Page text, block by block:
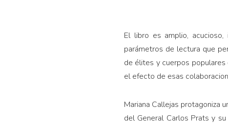
El libro es amplio,
parámetros de lectura que
de élites y cuerpos populares
el efecto de esas
Mariana Callejas protagoniza
del General Carlos Prats y